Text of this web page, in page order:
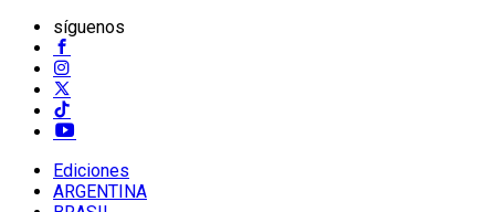
síguenos
Ediciones
ARGENTINA